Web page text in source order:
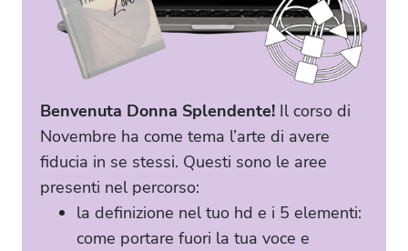
Benvenuta Donna Splendente! Il corso di
Novembre ha come tema l’arte di avere
fiducia in se stessi. Questi sono le aree
presenti nel percorso:
la definizione nel tuo hd e i 5 elementi:
come portare fuori la tua voce e